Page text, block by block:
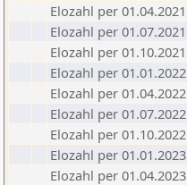
Elozahl per 01.04.2021
Elozahl per 01.07.2021
Elozahl per 01.10.2021
Elozahl per 01.01.2022
Elozahl per 01.04.2022
Elozahl per 01.07.2022
Elozahl per 01.10.2022
Elozahl per 01.01.2023
Elozahl per 01.04.2023